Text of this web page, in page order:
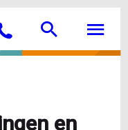
Bellen Search
en